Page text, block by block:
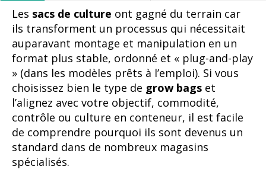
Les sacs de culture ont gagné du terrain car
ils transforment un processus qui nécessitait
auparavant montage et manipulation en un
format plus stable, ordonné et « plug-and-play
» (dans les modèles prêts à l’emploi). Si vous
choisissez bien le type de grow bags et
l’alignez avec votre objectif, commodité,
contrôle ou culture en conteneur, il est facile
de comprendre pourquoi ils sont devenus un
standard dans de nombreux magasins
spécialisés.